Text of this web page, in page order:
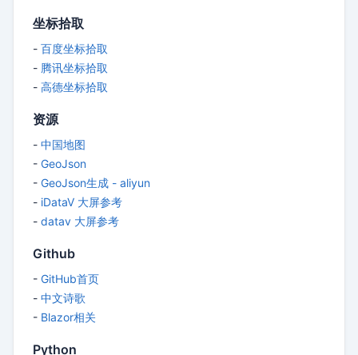
坐标拾取
- 百度坐标拾取
- 腾讯坐标拾取
- 高德坐标拾取
资源
- 中国地图
- GeoJson
- GeoJson生成 - aliyun
- iDataV 大屏参考
- datav 大屏参考
Github
- GitHub首页
- 中文诗歌
- Blazor相关
Python